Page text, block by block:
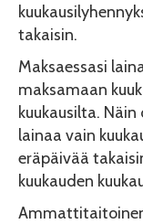
takaisin.
Maksaessasi
maksamaan
kuukausilta.
lainaa vain
eräpäivää
kuukauden